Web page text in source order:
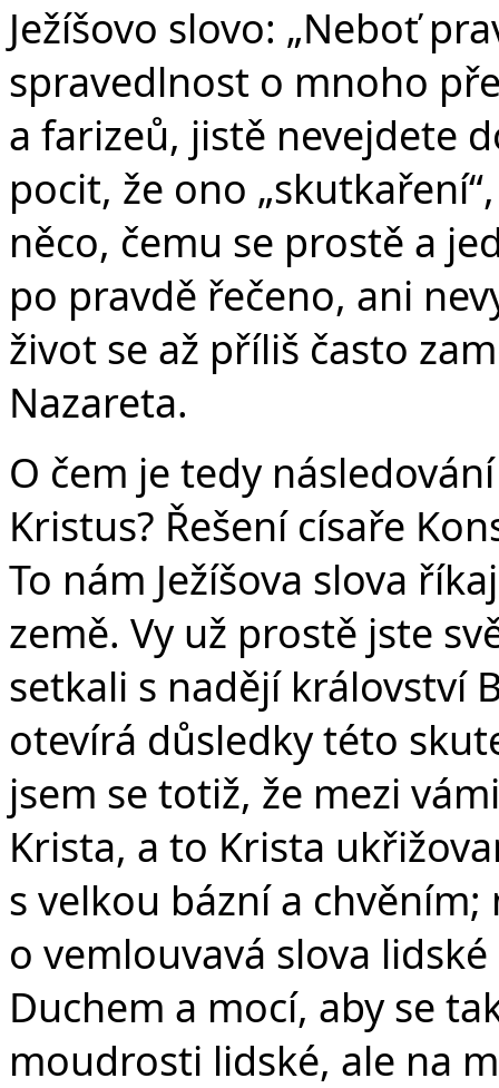
Ježíšovo slovo: „Neboť
spravedlnost o mnoho
a farizeů, jistě nevejdete
pocit, že ono
něco, čemu se prostě a
po pravdě řečeno, ani
život se až příliš často
Nazareta.
O čem je tedy
Kristus? Řešení císaře
To nám Ježíšova slova
země. Vy už prostě jste
setkali s nadějí království
otevírá důsledky této
jsem se totiž, že mezi
Krista, a to Krista
s velkou bázní a
o vemlouvavá slova
Duchem a mocí, aby se
moudrosti lidské, ale na